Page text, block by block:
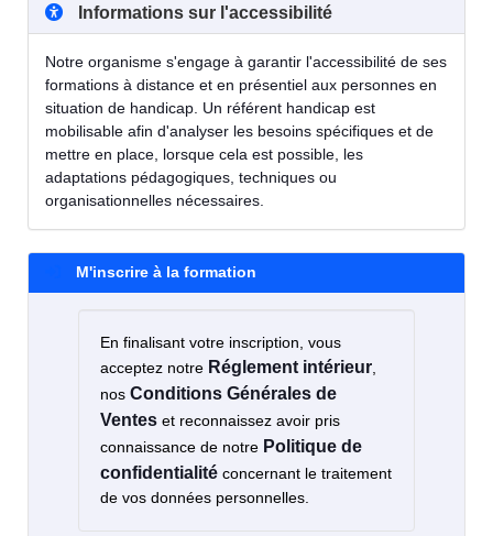
Informations sur l'accessibilité
Notre organisme s'engage à garantir l'accessibilité de ses
formations à distance et en présentiel aux personnes en
situation de handicap. Un référent handicap est
mobilisable afin d'analyser les besoins spécifiques et de
mettre en place, lorsque cela est possible, les
adaptations pédagogiques, techniques ou
organisationnelles nécessaires.
M'inscrire à la formation
En finalisant votre inscription, vous
acceptez notre Réglement intérieur
nos Conditions Générales de
Ventes et reconnaissez avoir pris
connaissance de notre Politique de
confidentialité concernant le traitement
de vos données personnelles.